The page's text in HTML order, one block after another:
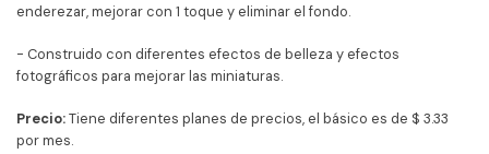
enderezar, mejorar con 1 toque y eliminar el fondo.
- Construido con diferentes efectos de belleza y efectos
fotográficos para mejorar las miniaturas.
Precio:Tiene diferentes planes de precios, el básico es de $ 3.33
por mes.